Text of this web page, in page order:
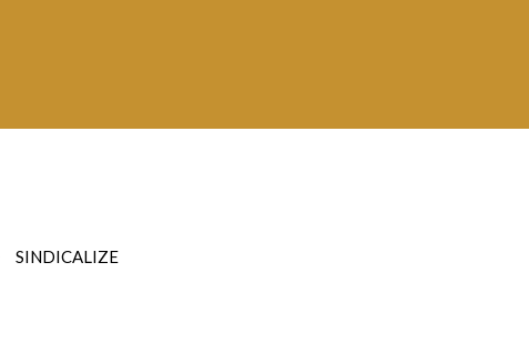
SINDICALIZE